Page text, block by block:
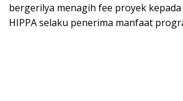
bergerilya menagih fee proyek
HIPPA selaku penerima manfaat